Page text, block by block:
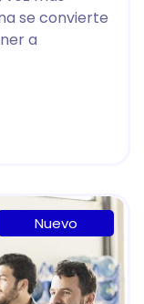
se convierte
a
Nuevo